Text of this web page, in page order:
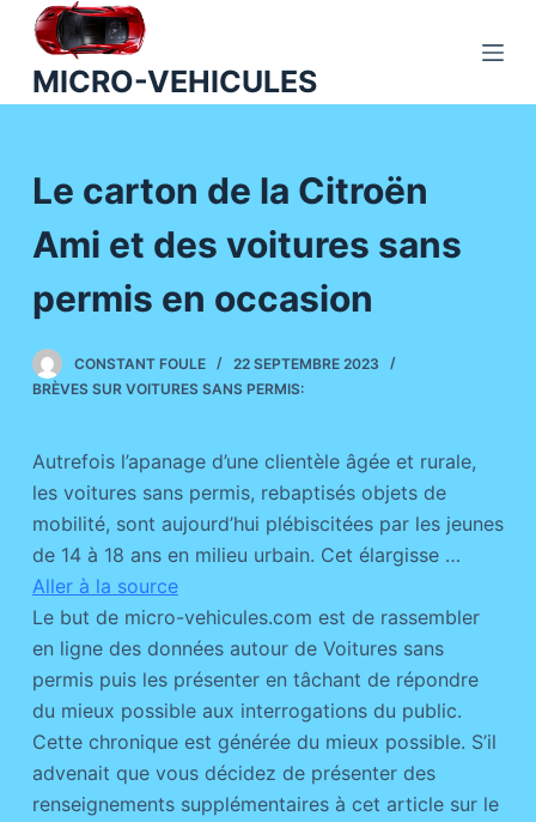
P
e
u
MICRO-VEHICULES
Le carton de la Citroën
Ami et des voitures sans
permis en occasion
CONSTANT FOULE
22 SEPTEMBRE 2023
BRÈVES SUR VOITURES SANS PERMIS:
Autrefois l’apanage d’une clientèle âgée et rurale,
les voitures sans permis, rebaptisés objets de
mobilité, sont aujourd’hui plébiscitées par les jeunes
de 14 à 18 ans en milieu urbain. Cet élargisse …
Aller à la source
Le but de micro-vehicules.com est de rassembler
en ligne des données autour de Voitures sans
permis puis les présenter en tâchant de répondre
du mieux possible aux interrogations du public.
Cette chronique est générée du mieux possible. S’il
advenait que vous décidez de présenter des
renseignements supplémentaires à cet article sur le